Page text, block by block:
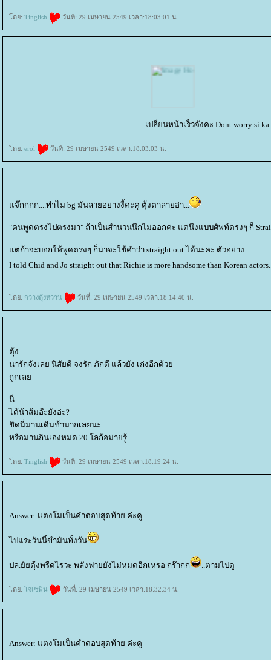
ดย: Tinglish วันที่: 29 เมษายน 2549 เวลา:18:03:01 น.
เปลี่ยนหน้าเร็วจังคะ Dont worry si
ดย: erol วันที่: 29 เมษายน 2549 เวลา:18:03:03 น.
จ๊กกกก....ทำไม bg มันลายอย่างงี้คะคู ตุ้งตาลายอ่า...
"คนพูดตรงไปตรงมา" ถ้าเป็นสำนวนนึกไม่ออกค่ะ แต่นึงแบบศัพท์ตรงๆ ก็
ต่ถ้าจะบอกให้พูดตรงๆ ก็น่าจะใช้คำว่า straight out ได้นะคะ ตัวอย่าง
I told Chid and Jo straight out that Richie is more handsome than Korean
ดย: กวางตุ้งหวาน วันที่: 29 เมษายน 2549 เวลา:18:14:40 น.
ตุ้ง
น่ารักจังเลย นิสัยดี จงรัก ภักดี แล้วยัง เก่งอีกด้ว
ถูกเล
นี่
ได้น้าส้มอ๊ะยังอ่ะ?
ชิดนี่มานเดินช้ามากเลยนะ
หรือมานกินเองหมด 20 โลก้อม่ายรู้
ดย: Tinglish วันที่: 29 เมษายน 2549 เวลา:18:19:24 น.
Answer: แตงโมเป็นคำตอบสุดท้าย ค่ะคู
ไปแระวันนี้ขำมันทั้งวัน
ปล.ยัยตุ้งพรืดไรวะ พลังฟายยังไม่หมดอีกเหรอ กร๊ากก ..ตามไปดู
ดย: จเซฟิน วันที่: 29 เมษายน 2549 เวลา:18:32:34 น.
Answer: แตงโมเป็นคำตอบสุดท้าย ค่ะคู